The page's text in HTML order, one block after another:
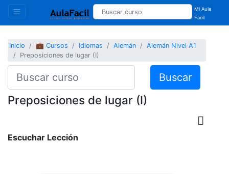
Mi Aula
Facil
Inicio 💼 Cursos Idiomas Alemán
Alemán Nivel A1
Preposiciones de lugar (I)
Buscar
Preposiciones de lugar (I)
Escuchar Lección